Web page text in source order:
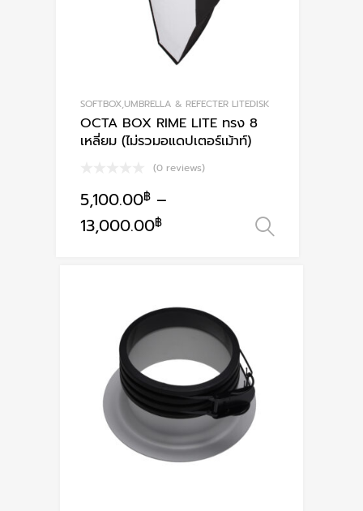
SOFTBOX,UMBRELLA & REFECTER LITEDISK
OCTA BOX RIME LITE ทรง 8
เหลี่ยม (ไม่รวมอแดปเตอร์เม้าท์)
(0 reviews)
5,100.00฿ –
13,000.00฿